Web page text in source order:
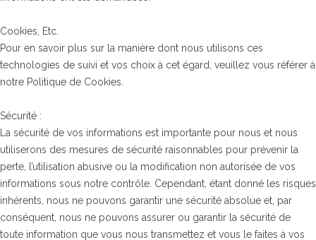
Cookies, Etc.
Pour en savoir plus sur la manière dont nous utilisons ces
technologies de suivi et vos choix à cet égard, veuillez vous référer à
notre Politique de Cookies.
Sécurité :
La sécurité de vos informations est importante pour nous et nous
utiliserons des mesures de sécurité raisonnables pour prévenir la
perte, l’utilisation abusive ou la modification non autorisée de vos
informations sous notre contrôle. Cependant, étant donné les risques
inhérents, nous ne pouvons garantir une sécurité absolue et, par
conséquent, nous ne pouvons assurer ou garantir la sécurité de
toute information que vous nous transmettez et vous le faites à vos